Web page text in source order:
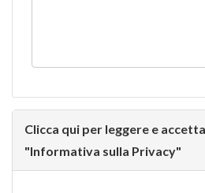
Comodini
Clicca qui per leggere e
"Informativa sulla Privacy"